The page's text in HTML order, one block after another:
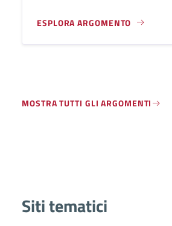
ESPLORA ARGOMENTO
MOSTRA TUTTI GLI ARGOMENTI
Siti tematici